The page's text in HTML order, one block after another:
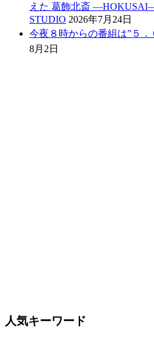
えた 葛飾北斎
STUDIO 2026年7月24日
今夜８時からの番組は”５．
8月2日
人気キーワード